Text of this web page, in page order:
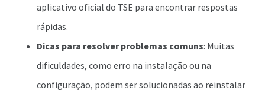
aplicativo oficial do TSE para encontrar respostas
rápidas.
Dicas para resolver problemas comuns: Muitas
dificuldades, como erro na instalação ou na
configuração, podem ser solucionadas ao reinstalar